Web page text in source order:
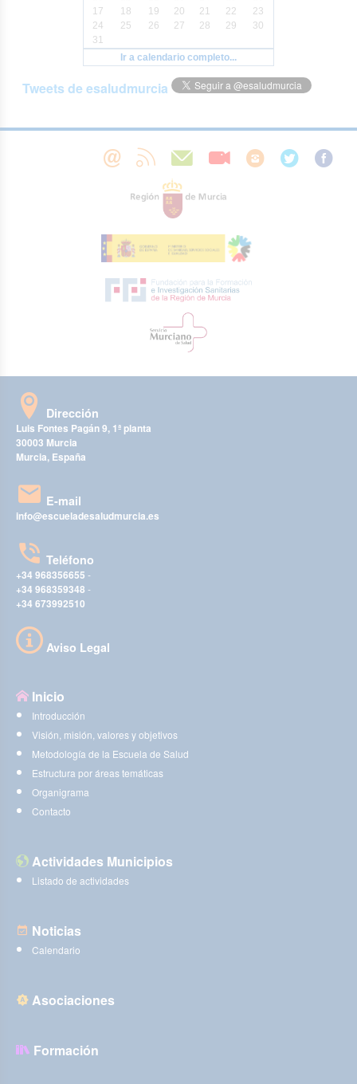
17
18 19 20 21 22
23
24
25 26 27 28 29
30
31
Ir a calendario completo...
Tweets de esaludmurcia
Dirección
Luis Fontes Pagán 9, 1ª planta
30003 Murcia
Murcia, España
E-mail
info@escueladesaludmurcia.es
Teléfono
+34 968356655 -
+34 968359348 -
+34 673992510
Aviso Legal
Inicio
Introducción
Visión, misión, valores y objetivos
Metodología de la Escuela de Salud
Estructura por áreas temáticas
Organigrama
Contacto
Actividades Municipios
Listado de actividades
Noticias
Calendario
Asociaciones
Formación